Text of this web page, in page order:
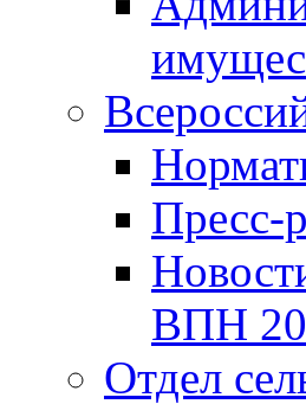
Пресс-
ВПН
Отдел